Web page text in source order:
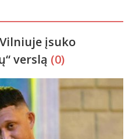
įsuko
verslą (0)